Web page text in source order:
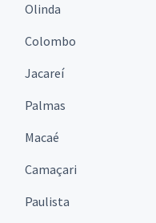
Olinda
Colombo
Jacareí
Palmas
Macaé
Camaçari
Paulista